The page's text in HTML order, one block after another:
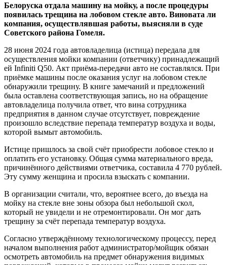
Белоруска отдала машину на мойку, а после процедуры
появилась трещина на лобовом стекле авто. Виновата ли
компания, осуществлявшая работы, выясняли в суде
Советского района Гомеля.
28 июня 2024 года автовладелица (истица) передала для
осуществления мойки компании (ответчику) принадлежащий
ей Infiniti Q50. Акт приёма-передачи авто не составлялся. При
приёмке машины после оказания услуг на лобовом стекле
обнаружили трещину. В книге замечаний и предложений
была оставлена соответствующая запись, но на обращение
автовладелица получила ответ, что вина сотрудника
предприятия в данном случае отсутствует, повреждение
произошло вследствие перепада температур воздуха и воды,
которой вымыт автомобиль.
Истице пришлось за свой счёт приобрести лобовое стекло и
оплатить его установку. Общая сумма материального вреда,
причинённого действиями ответчика, составила 4 770 рублей.
Эту сумму женщина и просила взыскать с компании.
В организации считали, что, вероятнее всего, до въезда на
мойку на стекле вне зоны обзора был небольшой скол,
который не увидели и не отремонтировали. Он мог дать
трещину за счёт перепада температур воздуха.
Согласно утверждённому технологическому процессу, перед
началом выполнения работ администратор/мойщик обязан
осмотреть автомобиль на предмет обнаружения видимых